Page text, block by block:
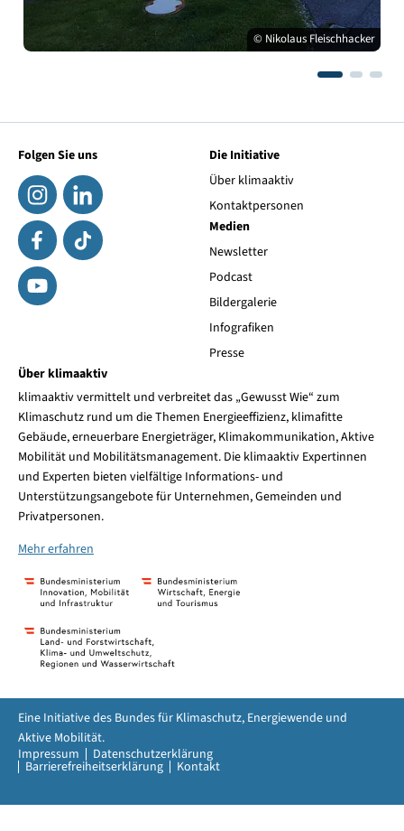
© Nikolaus Fleischhacker
Folgen Sie uns
Die Initiative
Über klimaaktiv
Kontaktpersonen
Medien
Newsletter
Podcast
Bildergalerie
Infografiken
Presse
Über klimaaktiv
klimaaktiv vermittelt und verbreitet das „Gewusst Wie“ zum
Klimaschutz rund um die Themen Energieeffizienz, klimafitte
Gebäude, erneuerbare Energieträger, Klimakommunikation, Aktive
Mobilität und Mobilitätsmanagement. Die klimaaktiv Expertinnen
und Experten bieten vielfältige Informations- und
Unterstützungsangebote für Unternehmen, Gemeinden und
Privatpersonen.
Mehr erfahren
Impressum Datenschutzerklärung
Barrierefreiheitserklärung Kontakt
Eine Initiative des Bundes für Klimaschutz, Energiewende und
Aktive Mobilität.